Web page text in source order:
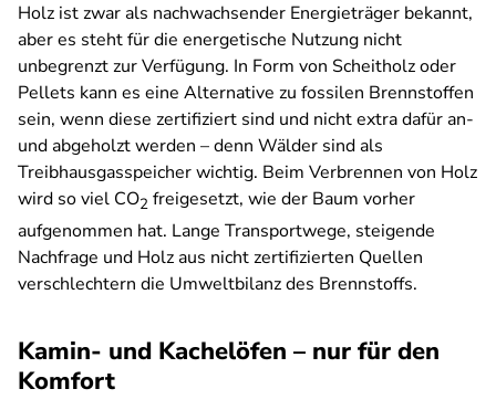
Holz ist zwar als nachwachsender Energieträger bekannt,
aber es steht für die energetische Nutzung nicht
unbegrenzt zur Verfügung. In Form von Scheitholz oder
Pellets kann es eine Alternative zu fossilen Brennstoffen
sein, wenn diese zertifiziert sind und nicht extra dafür an-
und abgeholzt werden – denn Wälder sind als
Treibhausgasspeicher wichtig. Beim Verbrennen von Holz
wird so viel CO2 freigesetzt, wie der Baum vorher
aufgenommen hat. Lange Transportwege, steigende
Nachfrage und Holz aus nicht zertifizierten Quellen
verschlechtern die Umweltbilanz des Brennstoffs.
Kamin- und Kachelöfen – nur für den
Komfort